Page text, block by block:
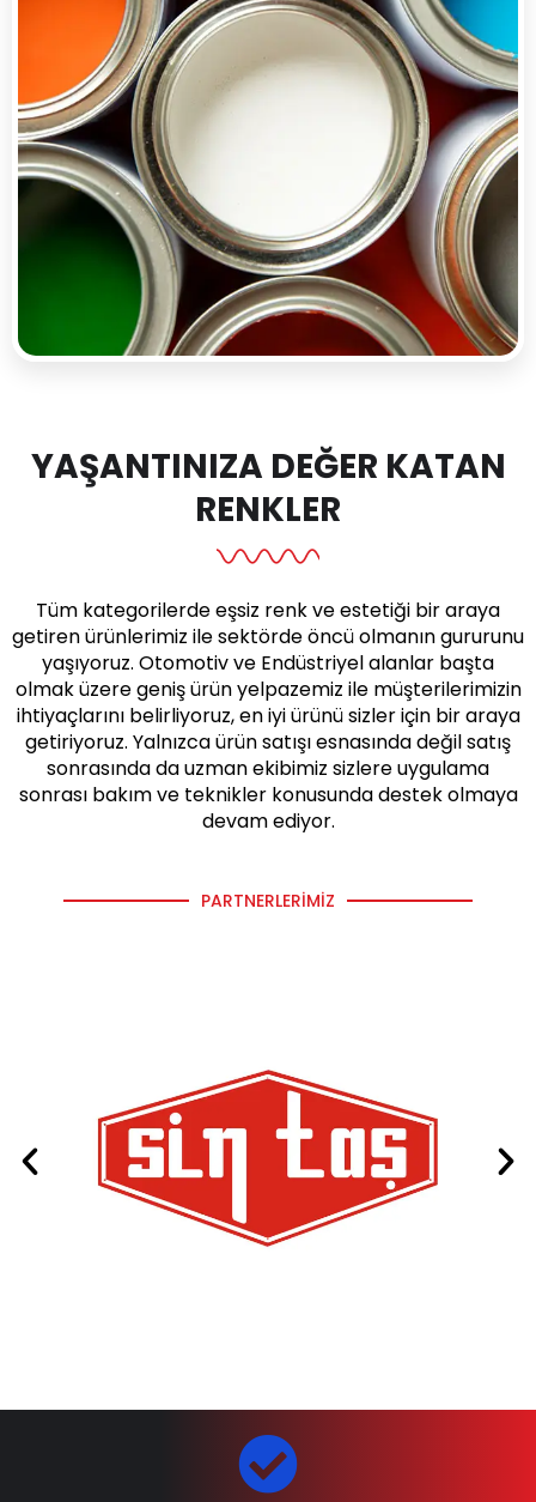
YAŞANTINIZA DEĞER KATAN
RENKLER
Tüm kategorilerde eşsiz renk ve estetiği bir araya
getiren ürünlerimiz ile sektörde öncü olmanın gururunu
yaşıyoruz. Otomotiv ve Endüstriyel alanlar başta
olmak üzere geniş ürün yelpazemiz ile müşterilerimizin
ihtiyaçlarını belirliyoruz, en iyi ürünü sizler için bir araya
getiriyoruz. Yalnızca ürün satışı esnasında değil satış
sonrasında da uzman ekibimiz sizlere uygulama
sonrası bakım ve teknikler konusunda destek olmaya
devam ediyor.
PARTNERLERIMIZ